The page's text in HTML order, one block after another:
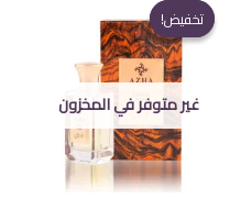
تخفيض!
غير متوفر في المخزون
تخفيض!